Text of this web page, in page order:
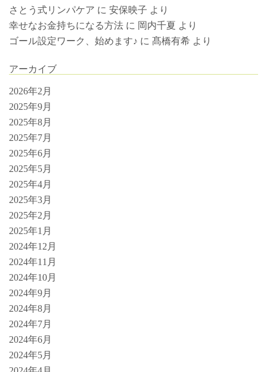
さとう式リンパケア に 安保映子 より
幸せなお金持ちになる方法 に 岡内千夏 より
ゴール設定ワーク、始めます♪ に 髙橋有希 より
アーカイブ
2026年2月
2025年9月
2025年8月
2025年7月
2025年6月
2025年5月
2025年4月
2025年3月
2025年2月
2025年1月
2024年12月
2024年11月
2024年10月
2024年9月
2024年8月
2024年7月
2024年6月
2024年5月